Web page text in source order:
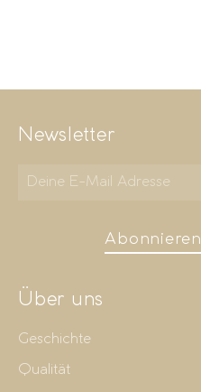
Newsletter
Abonnieren
Über uns
Geschichte
Qualität